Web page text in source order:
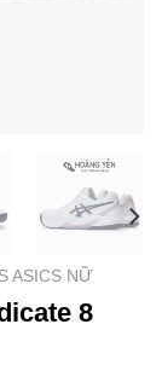
ASICS NỮ
8